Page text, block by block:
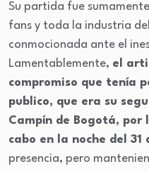
Su partida fue
fans y toda la industria
conmocionada ante el
Lamentablemente, el
compromiso que tenía
publico, que era su
Campín de Bogotá, por
cabo en la noche del 31
presencia, pero